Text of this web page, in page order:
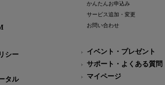
シー
タル
かんたんお申込み
サービス追加・変更
お問い合わせ
イベント・プレゼント
サポート・よくある質問
マイページ